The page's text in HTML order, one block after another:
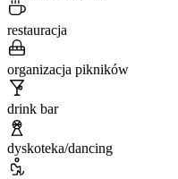
restauracja
organizacja pikników
drink bar
dyskoteka/dancing